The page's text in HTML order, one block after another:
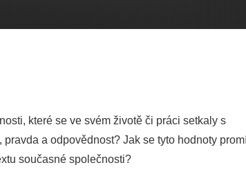
které se ve svém životě či práci setkaly s
a odpovědnost? Jak se tyto hodnoty
současné společnosti?